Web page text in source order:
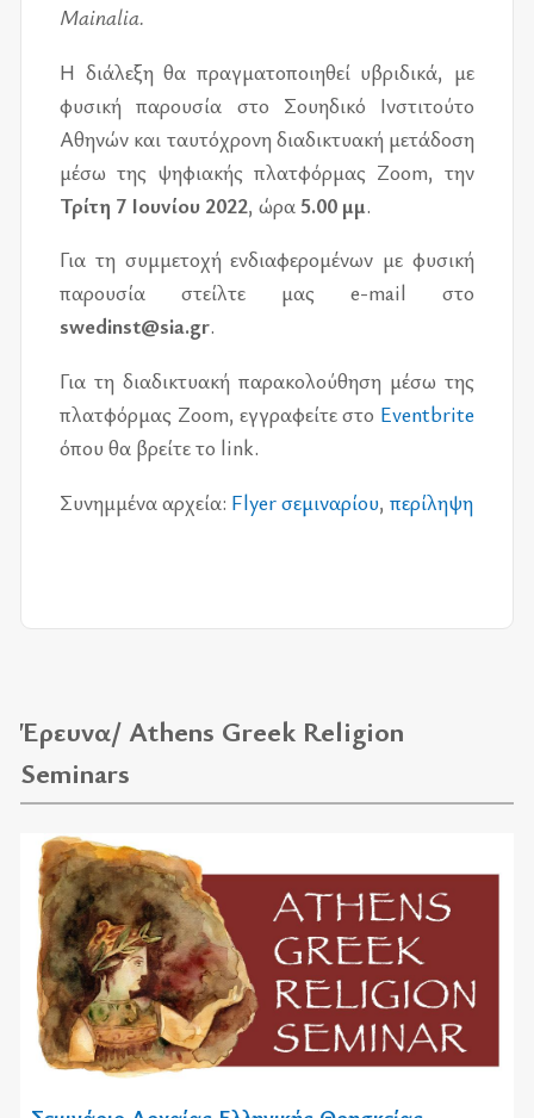
Mainalia.
Η διά­λε­ξη θα πραγ­μα­το­ποι­η­θεί υβρι­δι­κά, με
φυ­σι­κή πα­ρου­σία στο Σου­η­δι­κό Ινστι­τού­το
Αθη­νών και ταυ­τό­χρο­νη δια­δι­κτυα­κή με­τά­δο­ση
μέσω της ψη­φια­κής πλατ­φόρ­μας Zoom, την
Τρίτη 7 Ιου­νί­ου 2022, ώρα 5.00 μμ.
Για τη συμ­με­το­χή εν­δια­φε­ρο­μέ­νων με φυ­σι­κή
πα­ρου­σία στείλ­τε μας e-mail στο
swedinst@sia.gr.
Για τη δια­δι­κτυα­κή πα­ρα­κο­λού­θη­ση μέσω της
πλατ­φόρ­μας Zoom, εγ­γρα­φεί­τε στο Eventbrite
όπου θα βρεί­τε το link.
Συνημ­μέ­να αρ­χεία: Flyer σε­μι­να­ρί­ου,πε­ρί­λη­ψη
Έρευνα/ Athens Greek Religion
Seminars